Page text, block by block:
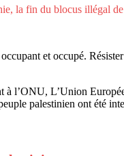
la fin du blocus illégal
et occupé.
l’ONU, L’Union
palestinien ont été